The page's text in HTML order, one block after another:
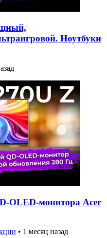
Ноутбуки
OLED-монитора Acer
• 1 месяц назад